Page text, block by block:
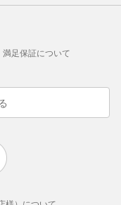
満足保証について